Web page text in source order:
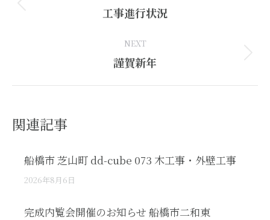
Previous
工事進行状況
NEXT
Next
謹賀新年
関連記事
船橋市 芝山町 dd-cube 073 木工事・外壁工事
2026年8月6日
完成内覧会開催のお知らせ 船橋市二和東